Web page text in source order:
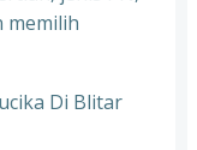
memilih